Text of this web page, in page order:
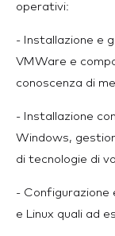
operativi:
- Installazione e
VMWare e
conoscenza di
- Installazione
Windows,
di tecnologie di
- Configurazione
e Linux quali ad